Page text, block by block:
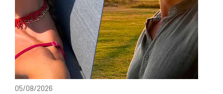
05/08/2026